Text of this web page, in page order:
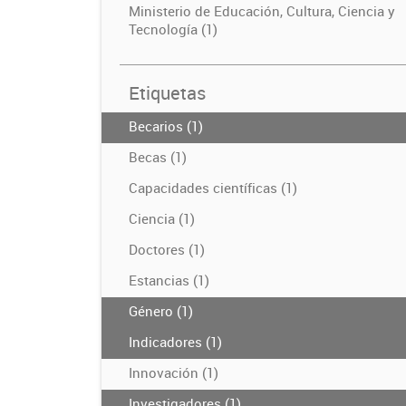
Ministerio de Educación, Cultura, Ciencia y
Tecnología (1)
Etiquetas
Becarios (1)
Becas (1)
Capacidades científicas (1)
Ciencia (1)
Doctores (1)
Estancias (1)
Género (1)
Indicadores (1)
Innovación (1)